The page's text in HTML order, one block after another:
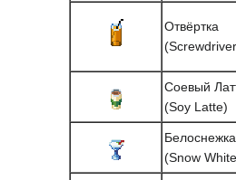
Отвёртка
Соевый
(Soy Latte)
Белоснежка
(Snow